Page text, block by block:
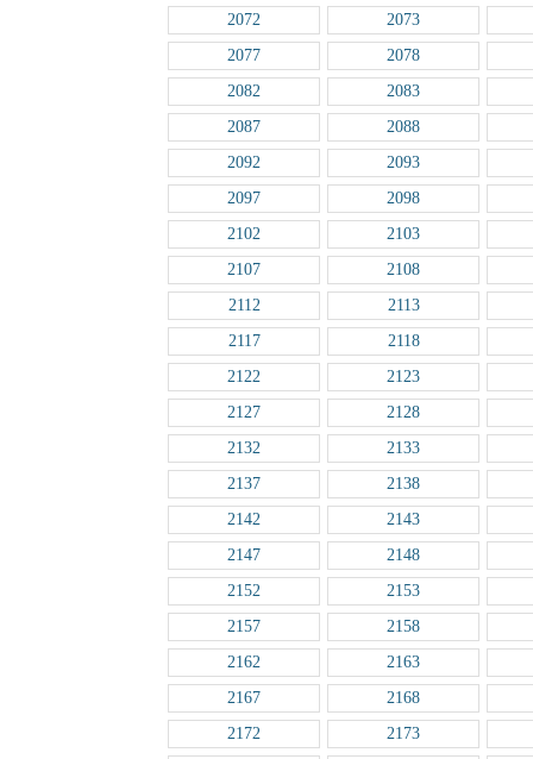
2072
2073
2077
2078
2082
2083
2087
2088
2092
2093
2097
2098
2102
2103
2107
2108
2112
2113
2117
2118
2122
2123
2127
2128
2132
2133
2137
2138
2142
2143
2147
2148
2152
2153
2157
2158
2162
2163
2167
2168
2172
2173